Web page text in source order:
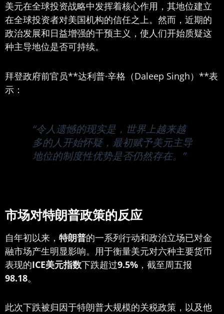
美元在全球投资战略中发挥着核心作用，其地位建立
在全球投资者对美国机构的信任之上。然而，近期的
政治发展和日益增强的干预主义，使人们开始质疑这
种主导地位是否可持续。
拜登政府前官员**达利普·辛格（Daleep Singh）**表
示：
“令人遗憾的现实是，世界上越来越
多的人开始怀疑，最初赋予美元主导
地位的制度性优势是否仍然存在。”
市场对特朗普政策的反应
自年初以来， 特朗普的一系列行动和政治立场已对金
融市场产生明显影响。用于衡量美元对六种主要货币
表现的ICE美元指数下跌超过9.5% ，截至周五报
98.18。
此次下跌被归因于特朗普大规模的关税政策，以及他